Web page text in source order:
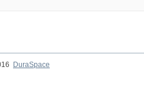
DuraSpace